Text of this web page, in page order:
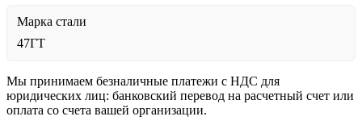
Марка стали
47ГТ
Мы принимаем безналичные платежи с НДС для
юридических лиц: банковский перевод на расчетный счет или
оплата со счета вашей организации.